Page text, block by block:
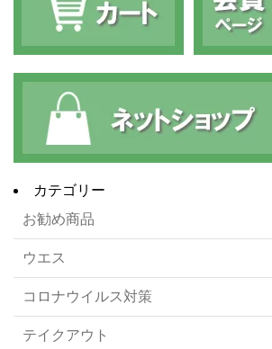
カテゴリー
お勧め商品
ウエス
コロナウイルス対策
テイクアウト